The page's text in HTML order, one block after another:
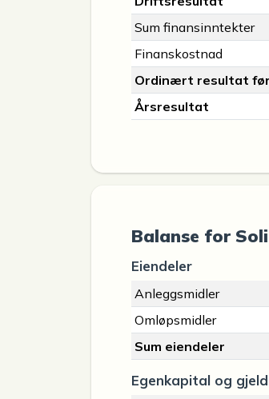
Sum finansinntekter
Finanskostnad
Ordinært resultat
Årsresultat
Balanse for
Eiendeler
Anleggsmidler
Omløpsmidler
Sum eiendeler
Egenkapital og gjeld